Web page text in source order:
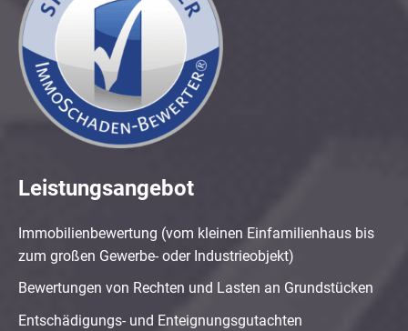
Leistungsangebot
Immobilienbewertung (vom kleinen Einfamilienhaus bis
zum großen Gewerbe- oder Industrieobjekt)
Bewertungen von Rechten und Lasten an Grundstücken
Entschädigungs- und Enteignungsgutachten